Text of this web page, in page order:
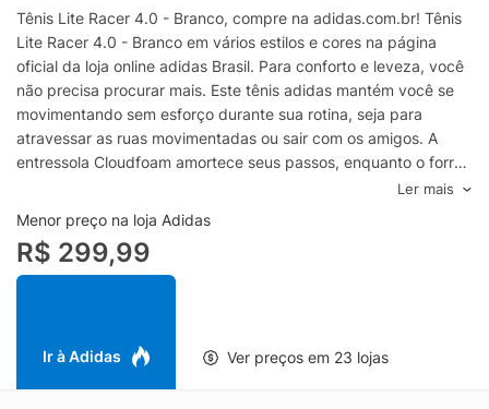
Tênis Lite Racer 4.0 - Branco, compre na adidas.com.br! Tênis
Lite Racer 4.0 - Branco em vários estilos e cores na página
oficial da loja online adidas Brasil. Para conforto e leveza, você
não precisa procurar mais. Este tênis adidas mantém você se
movimentando sem esforço durante sua rotina, seja para
atravessar as ruas movimentadas ou sair com os amigos. A
entressola Cloudfoam amortece seus passos, enquanto o forro
macio envolve os pés no lugar. O solado robusto resiste ao uso
diário, dando suporte a você nos dias mais movimentados e
descontraídos. Este produto contém pelo menos 20% de
materiais reciclados. Ao escolher o reciclado, podemos
reutilizar materiais já criados, o que ajuda a reduzir o
Ler mais
Menor preço na loja Adidas
R$ 299,99
Ir à Adidas Ver preços em 23 lojas